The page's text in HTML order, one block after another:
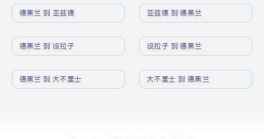
德黑兰 到 亚兹德 亚兹德 到 德黑兰
德黑兰 到 设拉子 设拉子 到 德黑兰
德黑兰 到 大不里士 大不里士 到 德黑兰